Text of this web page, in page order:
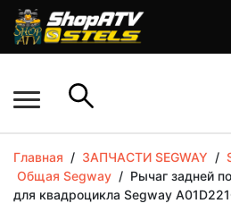
Главная / ЗАПЧАСТИ SEGWAY /
Общая Segway / Рычаг задней
для квадроцикла Segway